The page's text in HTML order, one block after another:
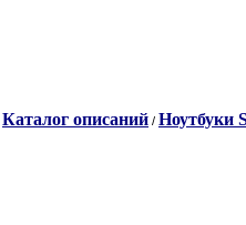
Каталог описаний / Ноутбуки